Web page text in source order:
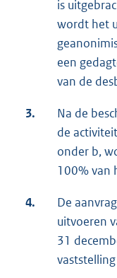
is
wordt het
een
van de
3.
Na de
de
onder b,
100% van
4.
De
uitvoeren
31